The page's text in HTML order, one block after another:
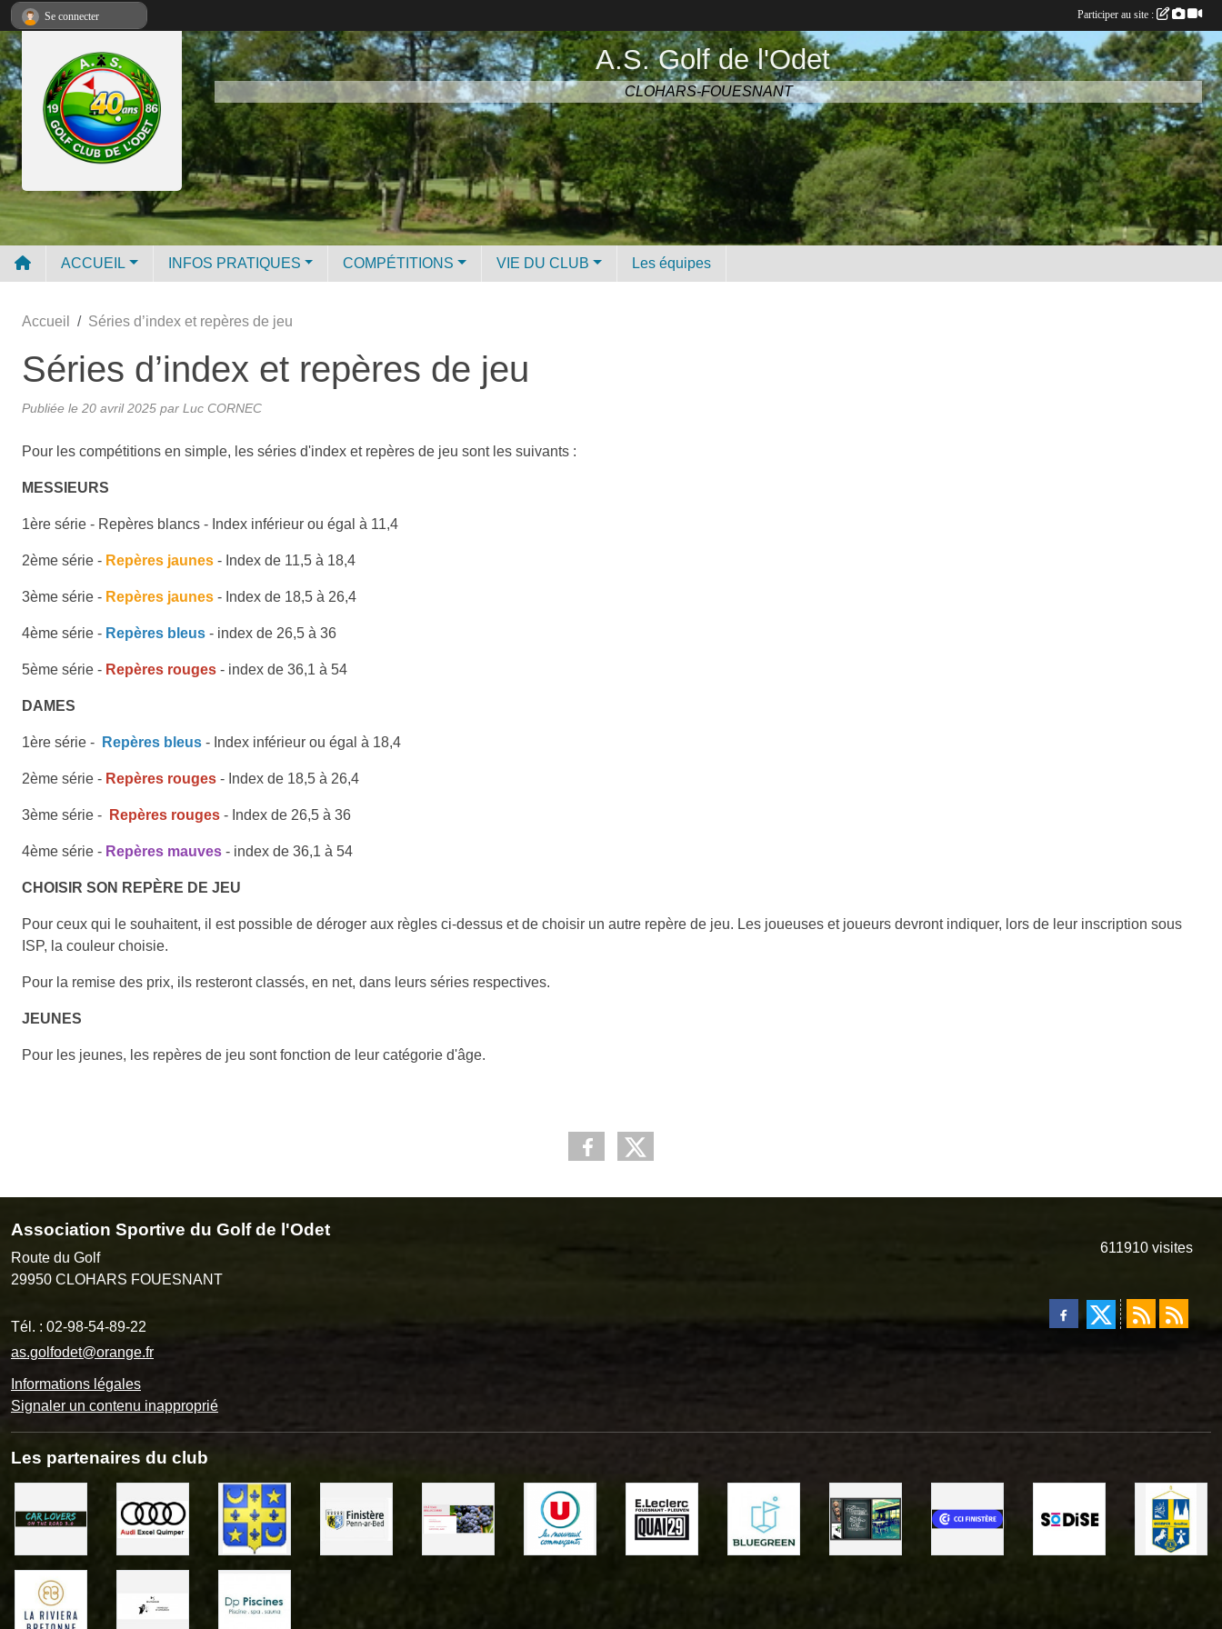
A.S. Golf de l'Odet
CLOHARS-FOUESNANT
ACCUEIL INFOS PRATIQUES COMPÉTITIONS VIE DU CLUB Les équipes
Accueil Séries d’index et repères de jeu
Séries d’index et repères de jeu
Publiée le 20 avril 2025 par Luc CORNEC
Pour les compétitions en simple, les séries d'index et repères de jeu sont les suivants :
MESSIEURS
1ère série - Repères blancs - Index inférieur ou égal à 11,4
2ème série - Repères jaunes - Index de 11,5 à 18,4
3ème série - Repères jaunes - Index de 18,5 à 26,4
4ème série - Repères bleus - index de 26,5 à 36
5ème série - Repères rouges - index de 36,1 à 54
DAMES
1ère série - Repères bleus - Index inférieur ou égal à 18,4
2ème série - Repères rouges - Index de 18,5 à 26,4
3ème série - Repères rouges - Index de 26,5 à 36
4ème série - Repères mauves - index de 36,1 à 54
CHOISIR SON REPÈRE DE JEU
Pour ceux qui le souhaitent, il est possible de déroger aux règles ci-dessus et de choisir un autre repère de jeu. Les joueuses et joueurs devront indiquer, lors de leur inscription sous
ISP, la couleur choisie.
Pour la remise des prix, ils resteront classés, en net, dans leurs séries respectives.
JEUNES
Pour les jeunes, les repères de jeu sont fonction de leur catégorie d'âge.
Association Sportive du Golf de l'Odet
Route du Golf
29950 CLOHARS FOUESNANT
Tél. : 02-98-54-89-22
as.golfodet@orange.fr
Informations légales
Signaler un contenu inapproprié
611910 visites
Les partenaires du club
Se connecter Participer au site :
Panneau de gestion des cookies